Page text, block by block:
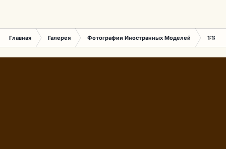
Главная Галерея Фотографии Иностранных Моделей 1:18